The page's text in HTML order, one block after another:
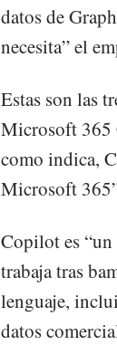
datos de
necesita” el
Estas son las
Microsoft 365
como indica,
Microsoft
Copilot es
trabaja tras
lenguaje,
datos